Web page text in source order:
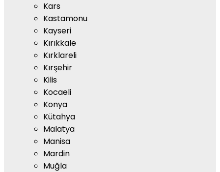
Kars
Kastamonu
Kayseri
Kırıkkale
Kırklareli
Kırşehir
Kilis
Kocaeli
Konya
Kütahya
Malatya
Manisa
Mardin
Muğla